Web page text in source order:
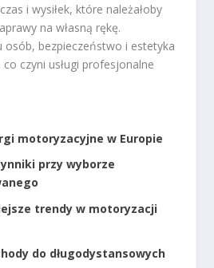
i wysiłek, które należałoby
na własną rękę.
osób, bezpieczeństwo i estetyka
czyni usługi profesjonalne
motoryzacyjne w Europie
przy wyborze
trendy w motoryzacji
do długodystansowych